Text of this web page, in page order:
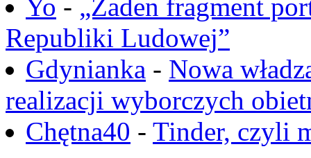
Yo - „Żaden fragment
Republiki Ludowej”
Gdynianka - Nowa
realizacji wyborczych
Chętna40 - Tinder, czyli